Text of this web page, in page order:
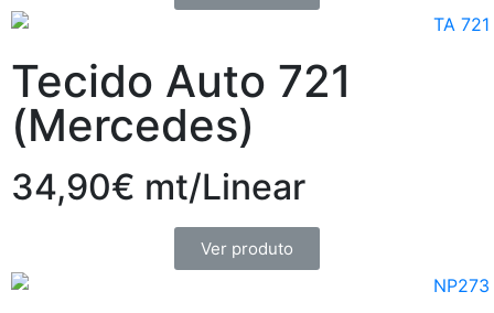
Tecido Auto 721
(Mercedes)
34,90€ mt/Linear
Ver produto